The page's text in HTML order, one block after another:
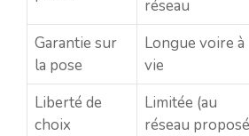
réseau
Garantie sur
la pose
Longue voire à
vie
Liberté de
choix
Limitée (au
réseau